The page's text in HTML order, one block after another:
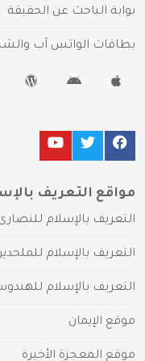
بوابة الباحث عن الحقيقة
بطاقات الواتس آب
مواقع التعريف
التعريف بالإسلام
التعريف بالإسلام
التعريف بالإسلام
موقع الإيمان
موقع المعجزة الأخيرة